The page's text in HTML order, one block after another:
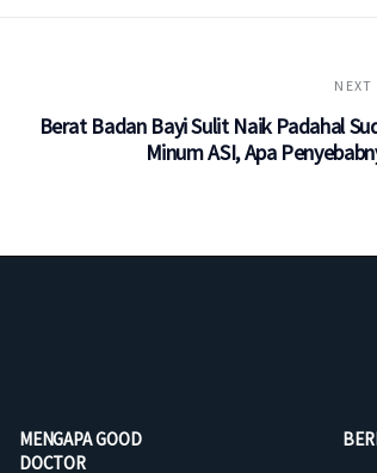
NEXT
Berat Badan Bayi Sulit Naik Padahal
Minum ASI, Apa
MENGAPA GOOD
DOCTOR